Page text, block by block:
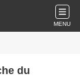
MENU
du